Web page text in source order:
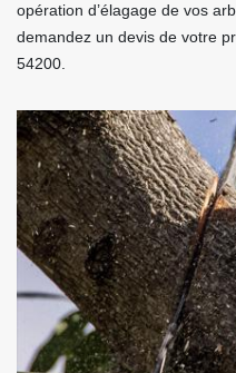
opération d’élagage de vos
demandez un devis de votre
54200.